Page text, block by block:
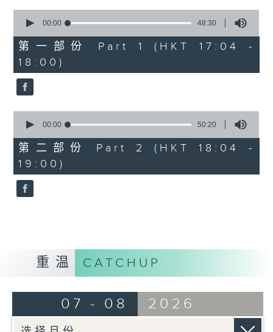
Kacey陈凯琪 - 完全真空
1800
〈音乐大秘宝〉
彬臣の秘宝：张国荣 - 第一次
波盛の秘宝：许冠杰 - 打雀英雄传
.
1830
〈EDM Friday Mix：Toy Tonics
Mix〉
Fimiani - Cuentame
Davide Dev - Make It Less
ALOT, Carlota Urdiales - Vida
Nueva
seconds
48
minutes,
30
seconds
00:00 48:30
第一部份 Part 1 (HKT 17:04 -
18:00)
seconds
50
minutes,
20
seconds
00:00 50:20
第二部份 Part 2 (HKT 18:04 -
19:00)
重温 CATCHUP
07 - 08 2026